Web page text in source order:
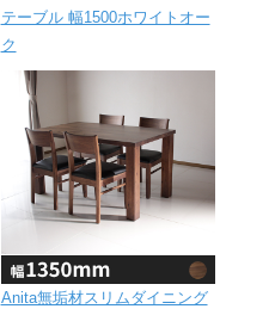
テーブル 幅1500ホワイトオー
ク
Anita無垢材スリムダイニング